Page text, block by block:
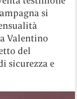
si
Valentino
del
sicurezza e